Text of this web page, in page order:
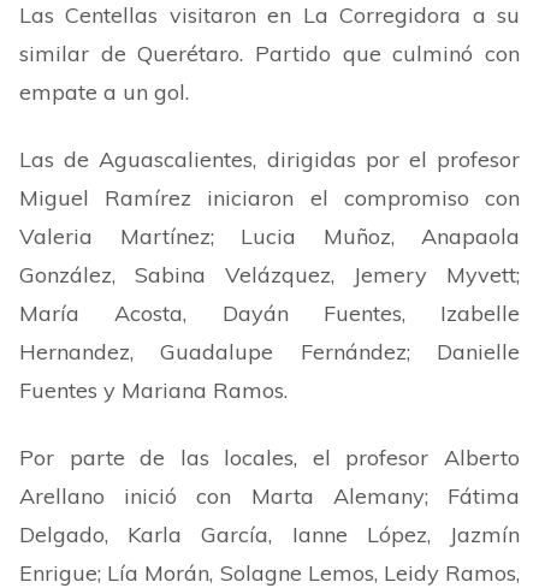
Las Centellas visitaron en La Corregidora a su
similar de Querétaro. Partido que culminó con
empate a un gol.
Las de Aguascalientes, dirigidas por el profesor
Miguel Ramírez iniciaron el compromiso con
Valeria Martínez; Lucia Muñoz, Anapaola
González, Sabina Velázquez, Jemery Myvett;
María Acosta, Dayán Fuentes, Izabelle
Hernandez, Guadalupe Fernández; Danielle
Fuentes y Mariana Ramos.
Por parte de las locales, el profesor Alberto
Arellano inició con Marta Alemany; Fátima
Delgado, Karla García, Ianne López, Jazmín
Enrigue; Lía Morán, Solagne Lemos, Leidy Ramos,